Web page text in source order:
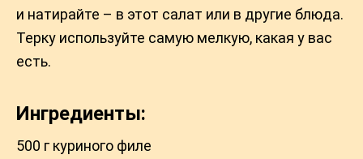
и натирайте – в этот салат или в другие блюда.
Терку используйте самую мелкую, какая у вас
есть.
Ингредиенты:
500 г куриного филе